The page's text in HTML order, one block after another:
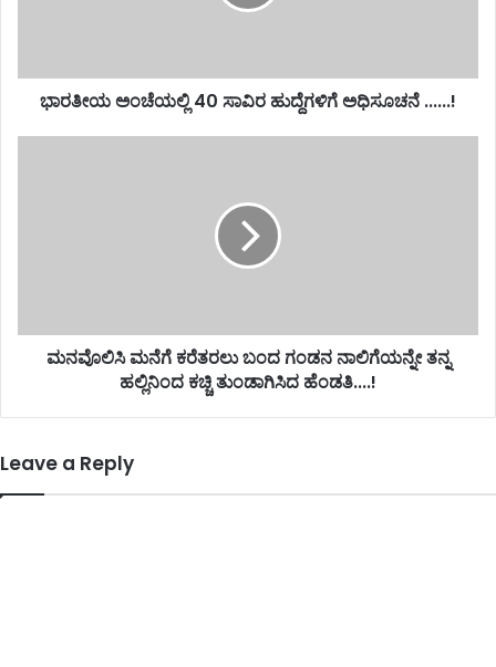
ಭಾರತೀಯ ಅಂಚೆಯಲ್ಲಿ 40 ಸಾವಿರ ಹುದ್ದೆಗಳಿಗೆ ಅಧಿಸೂಚನೆ ......!
ಮನವೊಲಿಸಿ ಮನೆಗೆ ಕರೆತರಲು ಬಂದ ಗಂಡನ ನಾಲಿಗೆಯನ್ನೇ ತನ್ನ
ಹಲ್ಲಿನಿಂದ ಕಚ್ಚಿ ತುಂಡಾಗಿಸಿದ ಹೆಂಡತಿ....!
Leave a Reply